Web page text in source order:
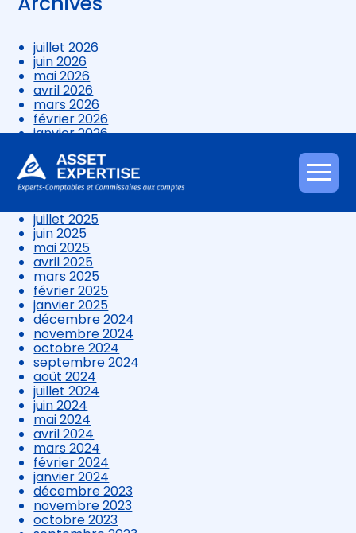
Aller
au
juillet 2026
juin 2026
mai 2026
avril 2026
mars 2026
février 2026
janvier 2026
novembre 2025
octobre 2025
septembre 2025
juillet 2025
juin 2025
mai 2025
avril 2025
mars 2025
février 2025
janvier 2025
décembre 2024
novembre 2024
octobre 2024
septembre 2024
août 2024
juillet 2024
juin 2024
mai 2024
avril 2024
mars 2024
février 2024
janvier 2024
décembre 2023
novembre 2023
octobre 2023